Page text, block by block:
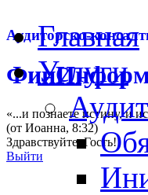
Аудиторско-
«...и познаете истину, и
(от Иоанна, 8:32)
Здравствуйте,Гость!
Выйти
Главная
Услуги
Аудит